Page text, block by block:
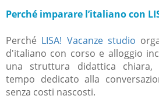
Perché imparare l’italiano con
Perché LISA! Vacanze studio
d'italiano con corso e alloggio
una struttura didattica chiara,
tempo dedicato alla
senza costi nascosti.